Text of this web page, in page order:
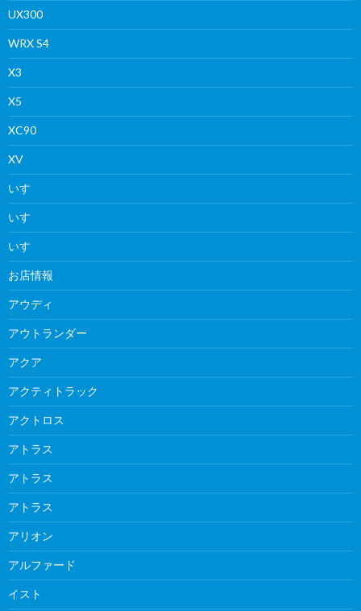
UX300
WRX S4
X3
X5
XC90
XV
いすゞ
いすゞ
いすゞ
お店情報
アウディ
アウトランダー
アクア
アクティトラック
アクトロス
アトラス
アトラス
アトラス
アリオン
アルファード
イスト